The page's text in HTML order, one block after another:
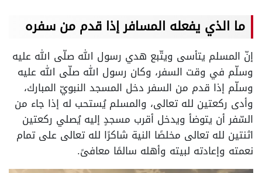
ما الذي يفعله المسافر إذا قدم من سفره
إنّ المسلم يتأسى ويتّبع هدي رسول الله صلّى الله عليه
وسلّم في وقت السفر، وكان رسول الله صلّى الله عليه
وسلّم إذا قدم من السفر دخل المسجد النبويّ المبارك،
وأدى ركعتين لله تعالى، والمسلم يُستحب له إذا جاء من
السّفر أن يتوضأ ويدخل أقرب مسجدٍ إليه يُصلي ركعتين
اثنتين لله تعالى مخلصًا النية شاكرًا لله تعالى على تمام
نعمته وإعادته لبيته وأهله سالمًا معافىً.